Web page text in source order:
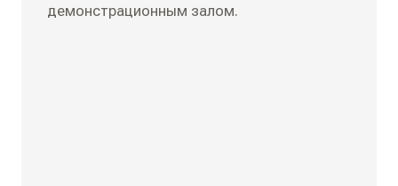
демонстрационным залом.